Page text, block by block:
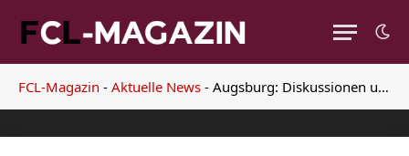
FCL-Magazin - Aktuelle News - Augsburg: Diskussionen um Herrlich: „Stehen alle in der Verantwortung“